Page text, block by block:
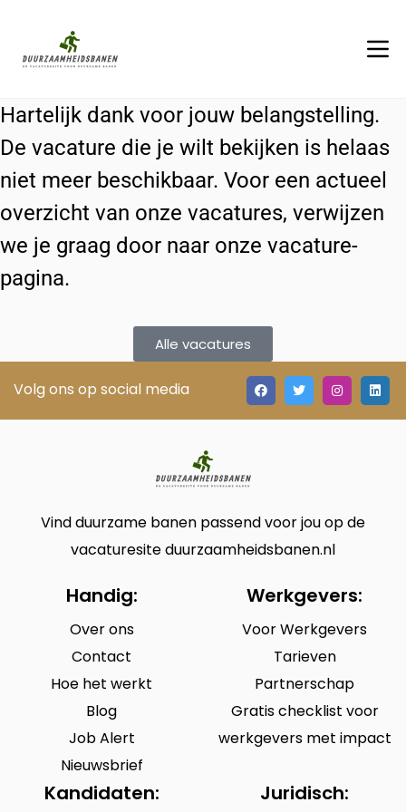
Hartelijk dank voor jouw belangstelling.
De vacature die je wilt bekijken is helaas
niet meer beschikbaar. Voor een actueel
overzicht van onze vacatures, verwijzen
we je graag door naar onze vacature-
pagina.
Alle vacatures
Volg ons op social media
Vind duurzame banen passend voor jou op de
vacaturesite duurzaamheidsbanen.nl
Handig:
Over ons
Contact
Hoe het werkt
Blog
Job Alert
Nieuwsbrief
Werkgevers:
Voor Werkgevers
Tarieven
Partnerschap
Gratis checklist voor
werkgevers met impact
Kandidaten: Juridisch: